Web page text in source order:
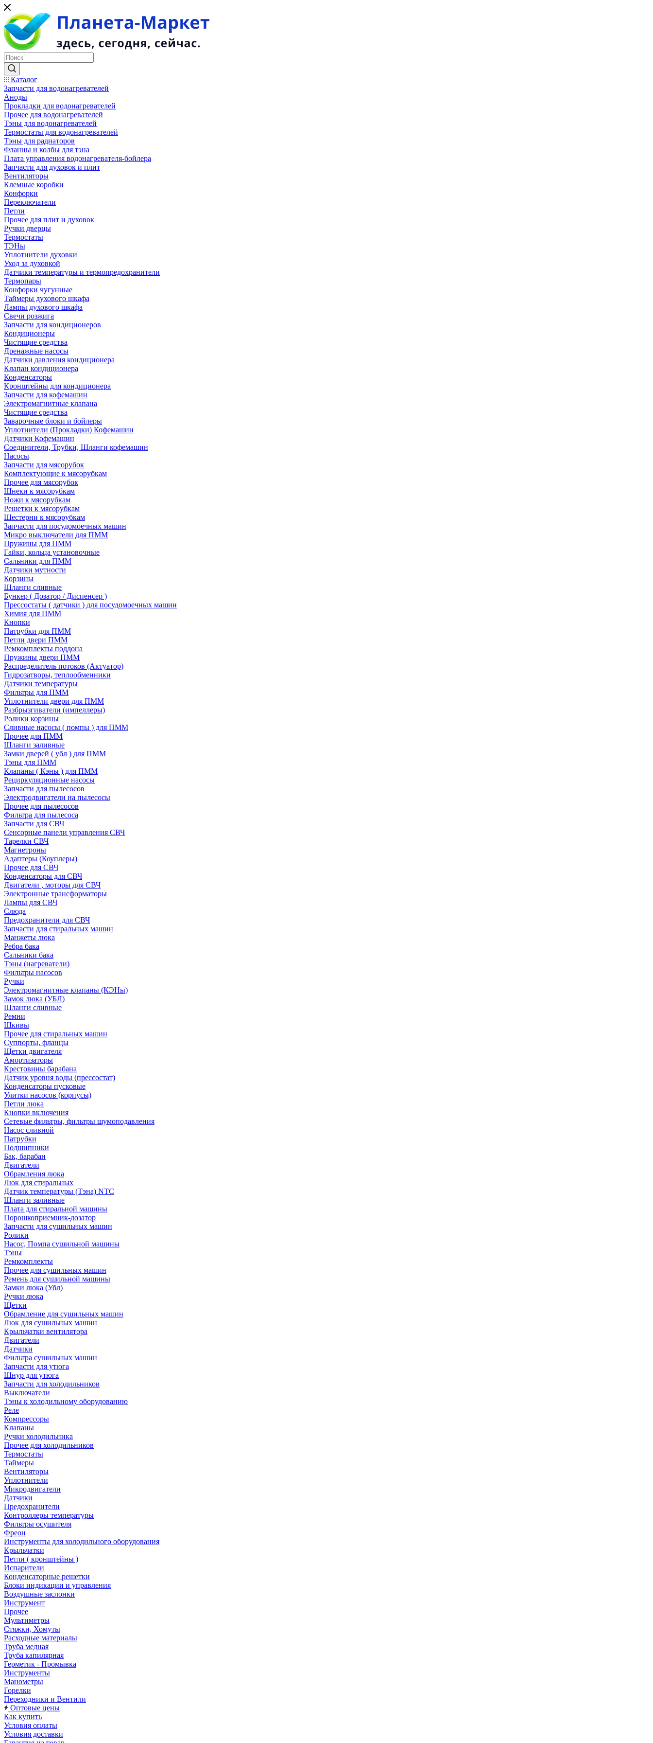
Каталог
Запчасти для водонагревателей
Аноды
Прокладки для водонагревателей
Прочее для водонагревателей
Тэны для водонагревателей
Термостаты для водонагревателей
Тэны для радиаторов
Фланцы и колбы для тэна
Плата управления водонагревателя-бойлера
Запчасти для духовок и плит
Вентиляторы
Клемные коробки
Конфорки
Переключатели
Петли
Прочее для плит и духовок
Ручки дверцы
Термостаты
ТЭНы
Уплотнители духовки
Уход за духовкой
Датчики температуры и термопредохранители
Термопары
Конфорки чугунные
Таймеры духового шкафа
Лампы духового шкафа
Свечи розжига
Запчасти для кондиционеров
Кондиционеры
Чистящие средства
Дренажные насосы
Датчики давления кондиционера
Клапан кондиционера
Конденсаторы
Кронштейны для кондиционера
Запчасти для кофемашин
Электромагнитные клапана
Чистящие средства
Заварочные блоки и бойлеры
Уплотнители (Прокладки) Кофемашин
Датчики Кофемашин
Соединители, Трубки, Шланги кофемашин
Насосы
Запчасти для мясорубок
Комплектующие к мясорубкам
Прочее для мясорубок
Шнеки к мясорубкам
Ножи к мясорубкам
Решетки к мясорубкам
Шестерни к мясорубкам
Запчасти для посудомоечных машин
Микро выключатели для ПММ
Пружины для ПММ
Гайки, кольца установочные
Сальники для ПММ
Датчики мутности
Корзины
Шланги сливные
Бункер ( Дозатор / Диспенсер )
Прессостаты ( датчики ) для посудомоечных машин
Химия для ПММ
Кнопки
Патрубки для ПММ
Петли двери ПММ
Ремкомплекты поддона
Пружины двери ПММ
Распределитель потоков (Актуатор)
Гидрозатворы, теплообменники
Датчики температуры
Фильтры для ПММ
Уплотнители двери для ПММ
Разбрызгиватели (импеллеры)
Ролики корзины
Сливные насосы ( помпы ) для ПММ
Прочее для ПММ
Шланги заливные
Замки дверей ( убл ) для ПММ
Тэны для ПММ
Клапаны ( Кэны ) для ПММ
Рециркуляционные насосы
Запчасти для пылесосов
Электродвигатели на пылесосы
Прочее для пылесосов
Фильтра для пылесоса
Запчасти для СВЧ
Сенсорные панели управления СВЧ
Тарелки СВЧ
Магнетроны
Адаптеры (Коуплеры)
Прочее для СВЧ
Конденсаторы для СВЧ
Двигатели , моторы для СВЧ
Электронные трансформаторы
Лампы для СВЧ
Слюда
Предохранители для СВЧ
Запчасти для стиральных машин
Манжеты люка
Ребра бака
Сальники бака
Тэны (нагреватели)
Фильтры насосов
Ручки
Электромагнитные клапаны (КЭНы)
Замок люка (УБЛ)
Шланги сливные
Ремни
Шкивы
Прочее для стиральных машин
Суппорты, фланцы
Щетки двигателя
Амортизаторы
Крестовины барабана
Датчик уровня воды (прессостат)
Конденсаторы пусковые
Улитки насосов (корпусы)
Петли люка
Кнопки включения
Сетевые фильтры, фильтры шумоподавления
Насос сливной
Патрубки
Подшипники
Бак, барабан
Двигатели
Обрамления люка
Люк для стиральных
Датчик температуры (Тэна) NTC
Шланги заливные
Плата для стиральной машины
Порошкоприемник-дозатор
Запчасти для сушильных машин
Ролики
Насос, Помпа сушильной машины
Тэны
Ремкомплекты
Прочее для сушильных машин
Ремень для сушильной машины
Замки люка (Убл)
Ручки люка
Щетки
Обрамление для сушильных машин
Люк для сушильных машин
Крыльчатки вентилятора
Двигатели
Датчики
Фильтра сушильных машин
Запчасти для утюга
Шнур для утюга
Запчасти для холодильников
Выключатели
Тэны к холодильному оборудованию
Реле
Компрессоры
Клапаны
Ручки холодильника
Прочее для холодильников
Термостаты
Таймеры
Вентиляторы
Уплотнители
Микродвигатели
Датчики
Предохранители
Контроллеры температуры
Фильтры осушителя
Фреон
Инструменты для холодильного оборудования
Крыльчатки
Петли ( кронштейны )
Испарители
Конденсаторные решетки
Блоки индикации и управления
Воздушные заслонки
Инструмент
Прочее
Мультиметры
Стяжки, Хомуты
Расходные материалы
Труба медная
Труба капилярная
Герметик - Промывка
Инструменты
Манометры
Горелки
Переходники и Вентили
Оптовые цены
Как купить
Условия оплаты
Условия доставки